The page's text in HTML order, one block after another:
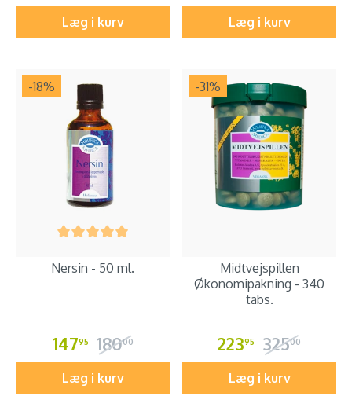
Læg i kurv Læg i kurv
-18%
Nersin - 50 ml.
14795 18000
Læg i kurv
-31%
Midtvejspillen
Økonomipakning - 340
tabs.
22395 32500
Læg i kurv